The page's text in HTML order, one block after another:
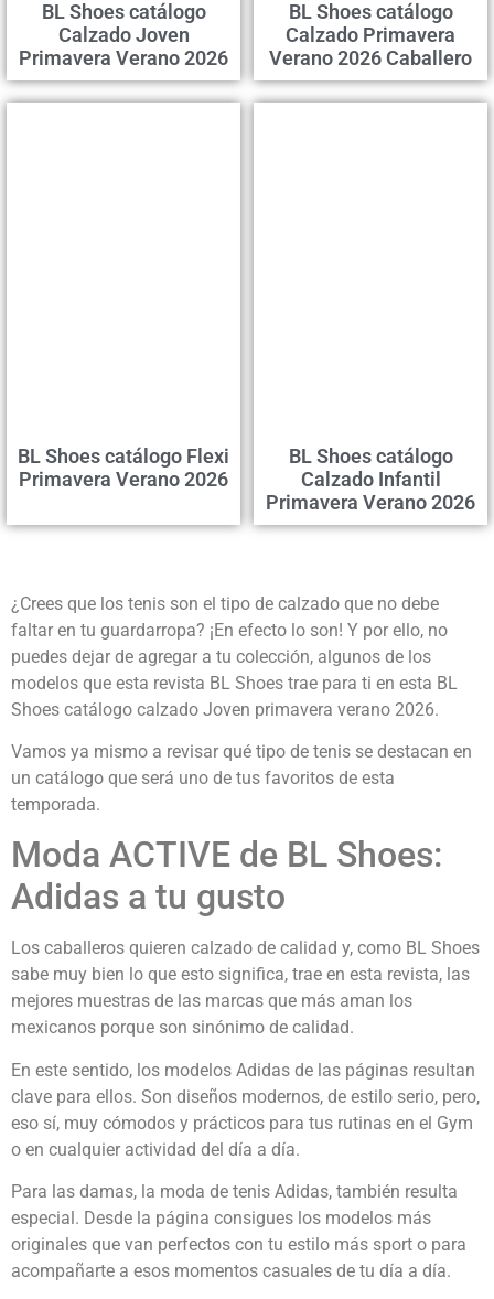
BL Shoes catálogo
Calzado Joven
Primavera Verano 2026
BL Shoes catálogo
Calzado Primavera
Verano 2026 Caballero
BL Shoes catálogo Flexi
Primavera Verano 2026
BL Shoes catálogo
Calzado Infantil
Primavera Verano 2026
¿Crees que los tenis son el tipo de calzado que no debe
faltar en tu guardarropa? ¡En efecto lo son! Y por ello, no
puedes dejar de agregar a tu colección, algunos de los
modelos que esta revista BL Shoes trae para ti en esta BL
Shoes catálogo calzado Joven primavera verano 2026.
Vamos ya mismo a revisar qué tipo de tenis se destacan en
un catálogo que será uno de tus favoritos de esta
temporada.
Moda ACTIVE de BL Shoes:
Adidas a tu gusto
Los caballeros quieren calzado de calidad y, como BL Shoes
sabe muy bien lo que esto significa, trae en esta revista, las
mejores muestras de las marcas que más aman los
mexicanos porque son sinónimo de calidad.
En este sentido, los modelos Adidas de las páginas resultan
clave para ellos. Son diseños modernos, de estilo serio, pero,
eso sí, muy cómodos y prácticos para tus rutinas en el Gym
o en cualquier actividad del día a día.
Para las damas, la moda de tenis Adidas, también resulta
especial. Desde la página consigues los modelos más
originales que van perfectos con tu estilo más sport o para
acompañarte a esos momentos casuales de tu día a día.